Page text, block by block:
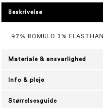
Beskrivelse
97% BOMULD 3% ELASTHAN
Materiale & ansvarlighed
Info & pleje
Størrelsesguide